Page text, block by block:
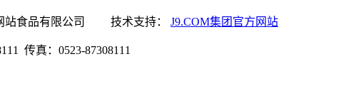
网站食品有限公司 技术支持： J9.COM集团官方网站
传真：0523-87308111